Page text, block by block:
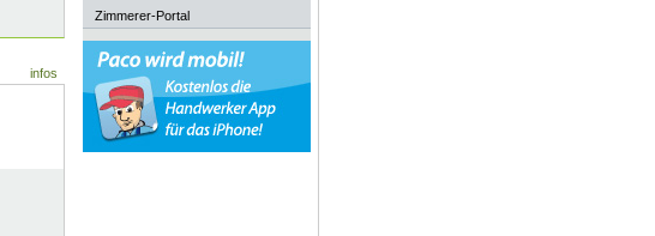
infos
Zimmerer-Portal